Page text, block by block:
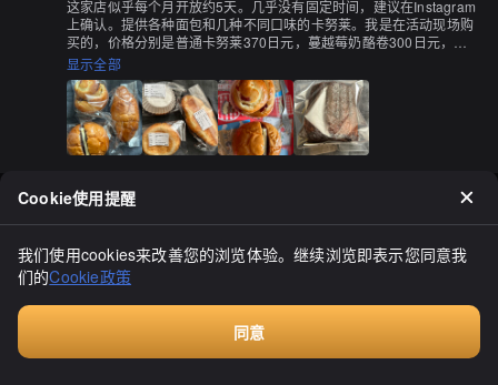
这家店似乎每个月开放约5天。几乎没有固定时间，建议在Instagram
上确认。提供各种面包和几种不同口味的卡努莱。我是在活动现场购
买的，价格分别是普通卡努莱370日元，蔓越莓奶酪卷300日元，豆
沙牛油三明治和咸面包（价格我忘了）。面团非常细腻，豆沙牛油三
明治未经烘烤，但也非常美味，一点也不干燥，非常好吃。蔓越莓奶
酪卷的酸味不太明显，但蔓越莓颗粒很多。不过，如果没有蔓越莓或
奶酪在里面，就不太有特色了。卡努莱有各种口味，如咖啡和抹茶。
价格有点高，感觉像是在蛋糕店购买的。要在价格上与便利店的甜点
竞争可能会有困难。听说他们坚持不添加任何添加剂，希望这家店能
显示全部
Cookie使用提醒
我们使用cookies来改善您的浏览体验。继续浏览即表示您同意我
们的Cookie政策
同意